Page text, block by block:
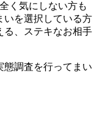
く気にしない方も
いを選択している方
る、ステキなお相手
態調査を行ってまい